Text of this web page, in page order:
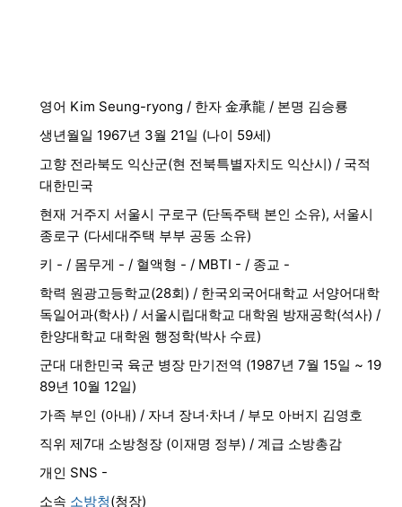
영어 Kim Seung-ryong / 한자 金承龍 / 본명 김승룡
생년월일 1967년 3월 21일 (나이 59세)
고향 전라북도 익산군(현 전북특별자치도 익산시) / 국적
대한민국
현재 거주지 서울시 구로구 (단독주택 본인 소유), 서울시
종로구 (다세대주택 부부 공동 소유)
키 - / 몸무게 - / 혈액형 - / MBTI - / 종교 -
학력 원광고등학교(28회) / 한국외국어대학교 서양어대학
독일어과(학사) / 서울시립대학교 대학원 방재공학(석사) /
한양대학교 대학원 행정학(박사 수료)
군대 대한민국 육군 병장 만기전역 (1987년 7월 15일 ~ 19
89년 10월 12일)
가족 부인 (아내) / 자녀 장녀·차녀 / 부모 아버지 김영호
직위 제7대 소방청장 (이재명 정부) / 계급 소방총감
개인 SNS -
소속 소방청(청장)